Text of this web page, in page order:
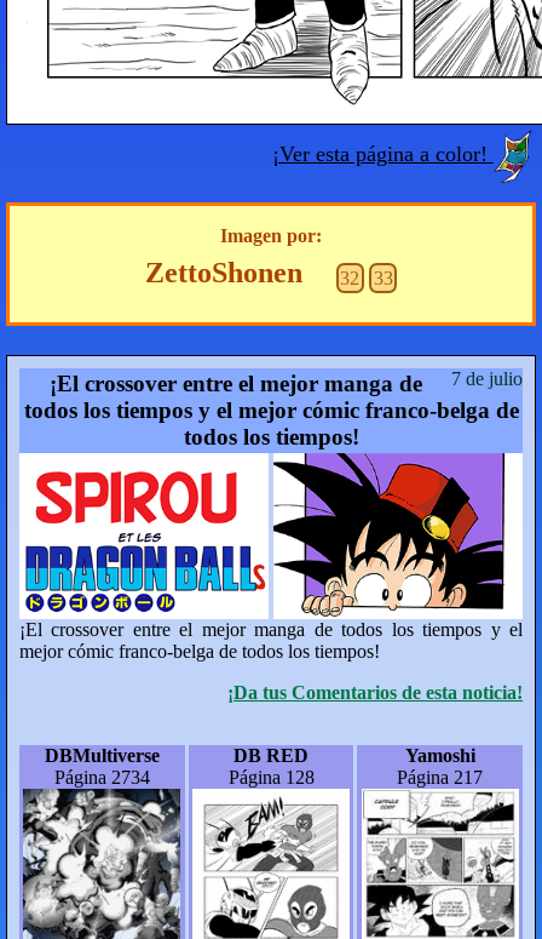
¡Ver esta página a color!
Imagen por:
ZettoShonen 32 33
7 de julio
¡El crossover entre el mejor manga de
todos los tiempos y el mejor cómic franco-belga de
todos los tiempos!
¡El crossover entre el mejor manga de todos los tiempos y el
mejor cómic franco-belga de todos los tiempos!
¡Da tus Comentarios de esta noticia!
DBMultiverse
Página 2734
DB RED
Página 128
Yamoshi
Página 217